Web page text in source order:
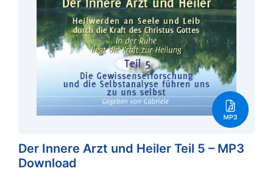
Der Innere Arzt und Heiler Teil 5 – MP3
Download